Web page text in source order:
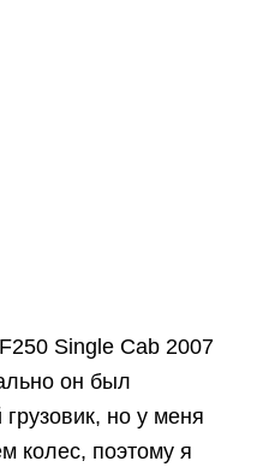
Single Cab 2007
он был
но у меня
колес, поэтому я